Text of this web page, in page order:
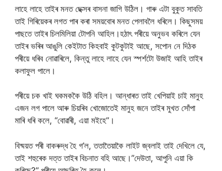
লাহে লাহে তাইৰ মনত ছেক্সৰ বাসনা জাগি উঠিল। গাৰু এটা বুকুত সাবতি
তাই গিৰিয়েকৰ লগত পাৰ কৰা সময়বোৰ মনত পেলাবলৈ ধৰিলে। কিছুসময়
পাছতে তাইৰ চিলমিলিয়া টোপনি আহিল।হঠাৎ পৰীয়ে অনুভব কৰিলে যেন
তাইৰ ভৰিৰ আঙুলি কেইটাত কিহবাই কুটকুটাই আছে, সপোন নে দিঠক
পৰীয়ে ধৰিব নোৱাৰিলে, কিন্তু লাহে লাহে যেন স্পর্শটো উজাই আহি তাইৰ
কলাফুল পালে।
পৰীয়ে চক খাই ঘকমককৈ উঠি বহিল। আন্ধাৰত তাই খেপিয়াই চাই মানুহ
এজন লগ পালে আৰু চিয়ৰিব খোজোতেই মানুহ জনে তাইৰ মুখত সোঁপা
মাৰি ধৰি কলে, “বোৱাৰী, এয়া মইহে”।
বিষ্ময়ত পৰী বাকৰুদ্ধ হৈ গ’ল, ততাতৈয়াকৈ লাইট জ্বলাই তাই দেখিলে যে,
তাই শহুৰেক দত্ত তাইৰ বিচনাত বহি আছে।”দেউতা, আপুনি এয়া কি